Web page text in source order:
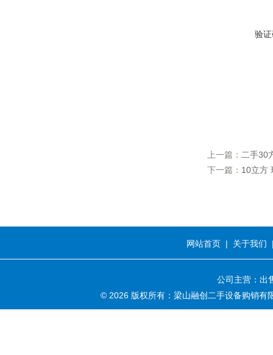
验
上一篇： 二手30
下一篇： 10立方
网站首页 | 关于我们
公司主营：出
© 2026 版权所有：梁山融创二手设备购销